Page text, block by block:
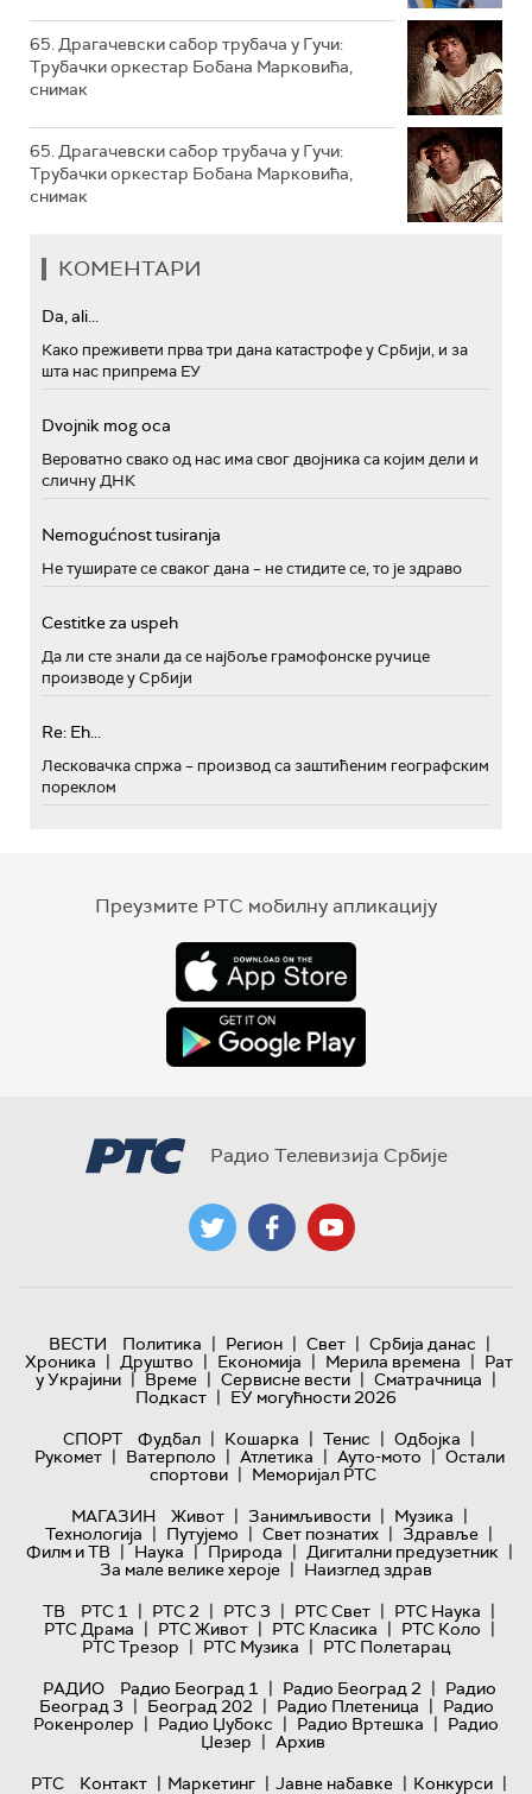
65. Драгачевски сабор трубача у Гучи:
Трубачки оркестар Бобана Марковића,
снимак
65. Драгачевски сабор трубача у Гучи:
Трубачки оркестар Бобана Марковића,
снимак
КОМЕНТАРИ
Da, ali...
Како преживети прва три дана катастрофе у Србији, и за
шта нас припрема ЕУ
Dvojnik mog oca
Вероватно свако од нас има свог двојника са којим дели и
сличну ДНК
Nemogućnost tusiranja
Не туширате се сваког дана – не стидите се, то је здраво
Cestitke za uspeh
Да ли сте знали да се најбоље грамофонске ручице
производе у Србији
Re: Eh...
Лесковачка спржа – производ са заштићеним географским
пореклом
Преузмите РТС мобилну апликацију
Радио Телевизија Србије
ВЕСТИ Политика | Регион | Свет | Србија данас |
Хроника | Друштво | Економија | Мерила времена | Рат
у Украјини | Време | Сервисне вести | Сматрачница |
Подкаст | ЕУ могућности 2026
СПОРТ
Фудбал | Кошарка | Тенис | Одбојка |
Рукомет | Ватерполо | Атлетика | Ауто-мото | Остали
спортови | Меморијал РТС
МАГАЗИН
Живот | Занимљивости | Музика |
Технологијa | Путујемо | Свет познатих | Здравље |
Филм и ТВ | Наука | Природа | Дигитални предузетник |
За мале велике хероје | Наизглед здрав
ТВ
РТС 1 | РТС 2 | РТС 3 | РТС Свет | РТС Наука |
РТС Драма | РТС Живот | РТС Класика | РТС Коло |
РТС Трезор | РТС Музика | РТС Полетарац
РАДИО
Радио Београд 1 | Радио Београд 2 | Радио
Београд 3 | Београд 202 | Радио Плетеница | Радио
Рокенролер | Радио Џубокс | Радио Вртешка | Радио
Џезер | Архив
РТС
Контакт | Маркетинг | Јавне набавке | Конкурси |